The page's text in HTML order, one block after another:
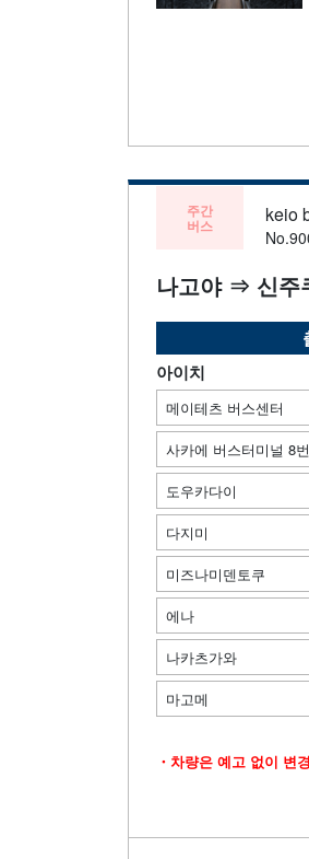
주간
버스 keio
나고야 ⇒ 신주
아이치
메이테츠 버스센터
사카에 버스터미널 8
도우카다이
다지미
미즈나미덴토쿠
에나
나카츠가와
마고메
・차량은 예고 없이 변